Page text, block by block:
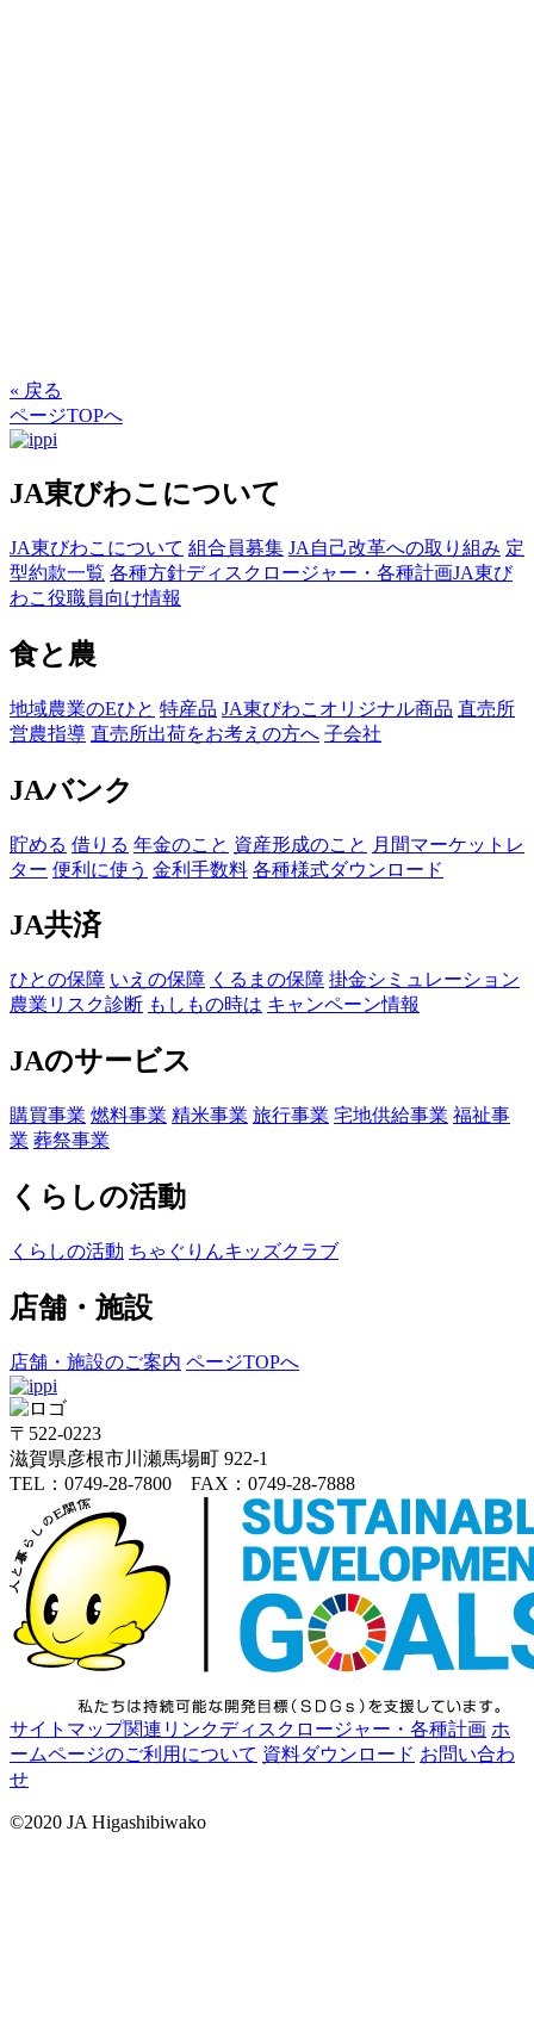
« 戻る
ページTOPへ
JA東びわこについて
JA東びわこについて 組合員募集 JA自己改革への取り組み 定
型約款一覧 各種方針ディスクロージャー・各種計画JA東び
わこ役職員向け情報
食と農
地域農業のEひと 特産品 JA東びわこオリジナル商品 直売所
営農指導 直売所出荷をお考えの方へ 子会社
JAバンク
貯める 借りる 年金のこと 資産形成のこと 月間マーケットレ
ター 便利に使う 金利手数料 各種様式ダウンロード
JA共済
ひとの保障 いえの保障 くるまの保障 掛金シミュレーション
農業リスク診断 もしもの時は キャンペーン情報
JAのサービス
購買事業 燃料事業 精米事業 旅行事業 宅地供給事業 福祉事
業 葬祭事業
くらしの活動
くらしの活動 ちゃぐりんキッズクラブ
店舗・施設
店舗・施設のご案内 ページTOPへ
〒522-0223
滋賀県彦根市川瀬馬場町 922-1
TEL：0749-28-7800 FAX：0749-28-7888
サイトマップ関連リンクディスクロージャー・各種計画 ホ
ームページのご利用について 資料ダウンロード お問い合わ
せ
©2020 JA Higashibiwako